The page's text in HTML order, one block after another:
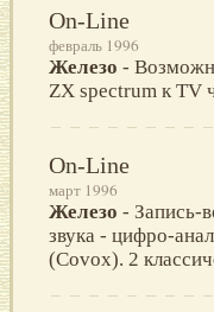
On-Line
февраль 1996
Железо -
ZX spectrum к TV
On-Line
март 1996
Железо - Запись-
звука - цифро-
(Covox). 2